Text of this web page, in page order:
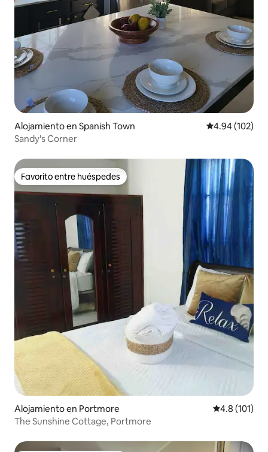
Alojamiento en Spanish Town Calificación
4.94 (102)
Sandy's Corner
Favorito entre huéspedes
Favorito entre huéspedes
Alojamiento en Portmore Calificación
4.8 (101)
The Sunshine Cottage, Portmore